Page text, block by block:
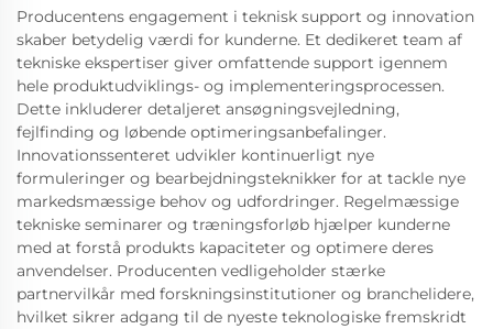
Producentens engagement i teknisk support og innovation
skaber betydelig værdi for kunderne. Et dedikeret team af
tekniske ekspertiser giver omfattende support igennem
hele produktudviklings- og implementeringsprocessen.
Dette inkluderer detaljeret ansøgningsvejledning,
fejlfinding og løbende optimeringsanbefalinger.
Innovationssenteret udvikler kontinuerligt nye
formuleringer og bearbejdningsteknikker for at tackle nye
markedsmæssige behov og udfordringer. Regelmæssige
tekniske seminarer og træningsforløb hjælper kunderne
med at forstå produkts kapaciteter og optimere deres
anvendelser. Producenten vedligeholder stærke
partnervilkår med forskningsinstitutioner og branchelidere,
hvilket sikrer adgang til de nyeste teknologiske fremskridt